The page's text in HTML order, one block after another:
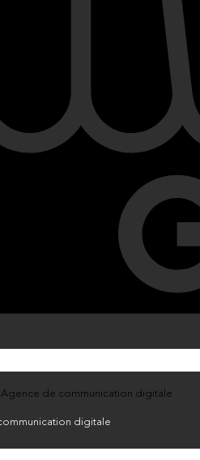
Agence de communication digitale